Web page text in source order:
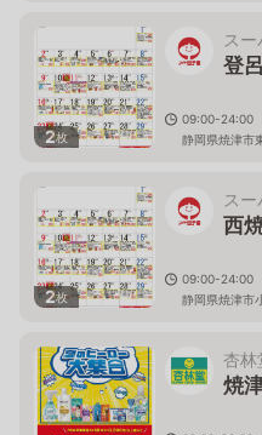
2枚
ス
登
09:00-24:00
静岡県焼津市
2枚
ス
西
09:00-24:00
静岡県焼津市
杏林
焼